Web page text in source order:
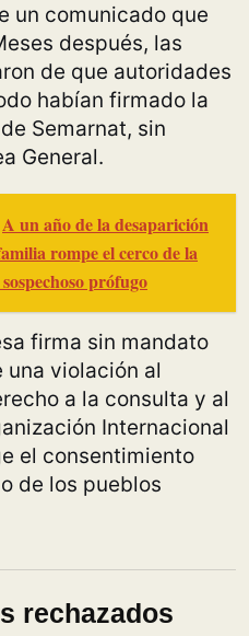
un comunicado que
después, las
de que autoridades
habían firmado la
Semarnat, sin
General.
A un año de la desaparición
rompe el cerco de la
prófugo
firma sin mandato
violación al
a la consulta y al
Internacional
el consentimiento
de los pueblos
rechazados